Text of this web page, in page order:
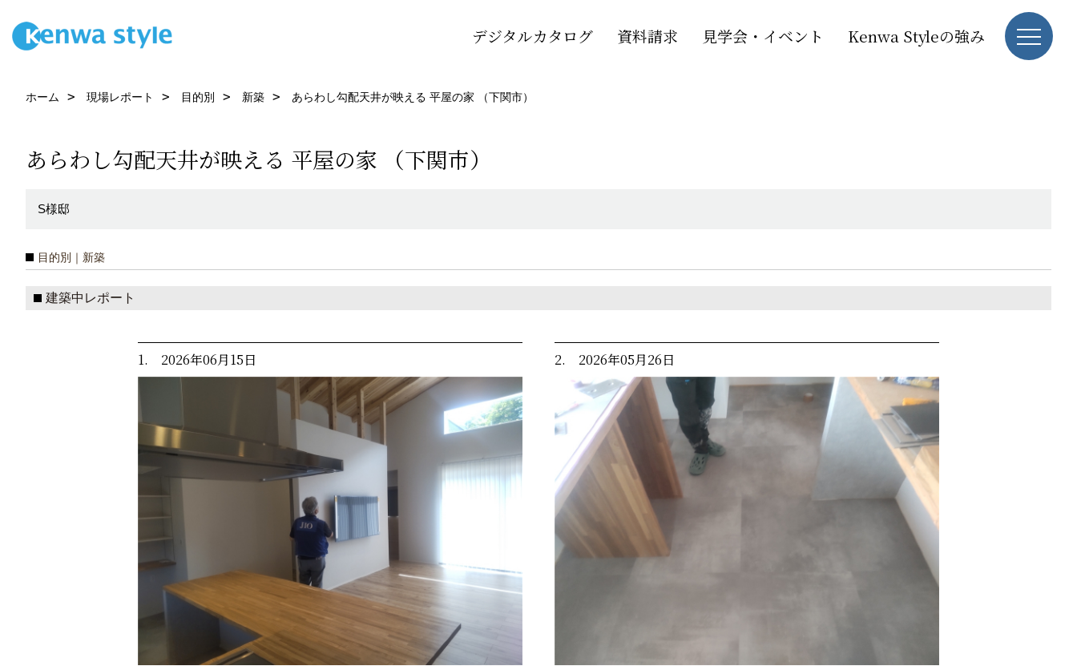
デジタルカタログ 資料請求 見学会・イベント Kenwa Styleの強み
ホーム 現場レポート 目的別 新築 あらわし勾配天井が映える 平屋の家 （下関市）
あらわし勾配天井が映える 平屋の家 （下関市）
S様邸
目的別｜新築
建築中レポート
1. 2026年06月15日 2. 2026年05月26日